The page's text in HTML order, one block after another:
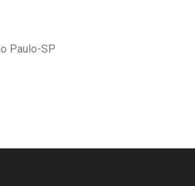
Paulo-SP